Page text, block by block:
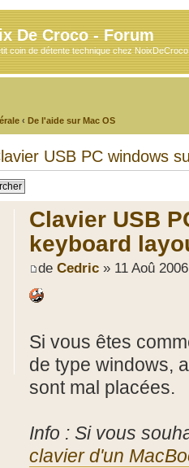
De Croco - Forum
coin de détente technique chez
‹ De l'aide sur Mac OS
USB PC windows
Clavier USB
keyboard
de Cedric» 11 Aoû
Si vous êtes
de type windows,
sont mal placées.
Info : Si vous
clavier d'un